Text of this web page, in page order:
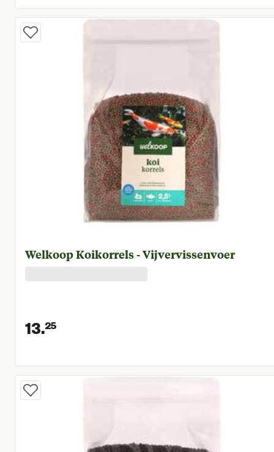
Huidige prijs € 16,39
Welkoop Koikorrels - Vijvervissenvoer
13.25
Huidige prijs € 13,25